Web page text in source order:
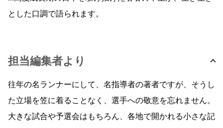
とした口調で語られます。
担当編集者より
往年の名ランナーにして、名指導者の著者ですが、そうし
た立場を笠に着ることなく、選手への敬意を忘れません。
大きな試合や予選会はもちろん、各地で開かれる小さな記